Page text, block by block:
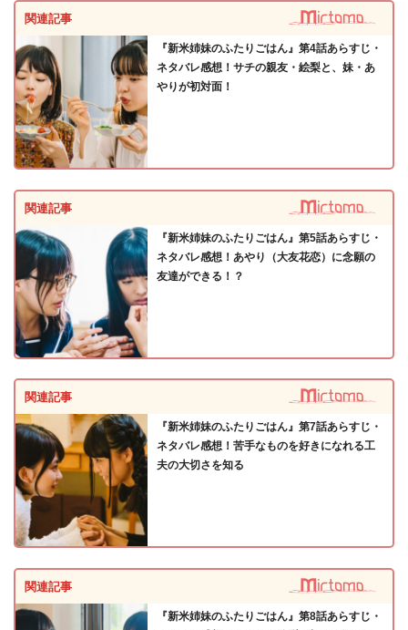
関連記事
『新米姉妹のふたりごはん』第4話あらすじ・
ネタバレ感想！サチの親友・絵梨と、妹・あ
やりが初対面！
関連記事
『新米姉妹のふたりごはん』第5話あらすじ・
ネタバレ感想！あやり（大友花恋）に念願の
友達ができる！？
関連記事
『新米姉妹のふたりごはん』第7話あらすじ・
ネタバレ感想！苦手なものを好きになれる工
夫の大切さを知る
関連記事
『新米姉妹のふたりごはん』第8話あらすじ・